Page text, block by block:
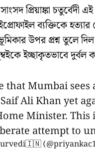
প্রিয়াঙ্কা চতুর্বেদী
ব্যক্তিকে
ভূমিকার উপর প্রশ্ন তুলে
ইচ্ছাকৃতভাবে দুর্বল
that Mumbai
Ali Khan yet
Minister.
attempt to